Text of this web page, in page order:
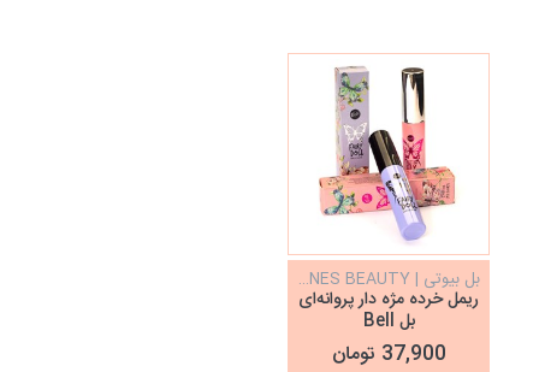
بل بیوتی | BELL DEFINES BEAUTY
ریمل خرده مژه دار پروانه‌ای
بل Bell
37,900 تومان